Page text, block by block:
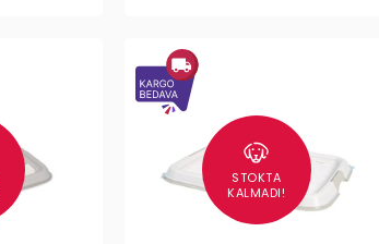
STOKTA
KALMADI!